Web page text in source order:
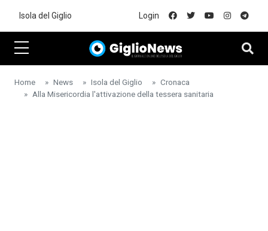
Isola del Giglio Login
Home News Isola del Giglio
Cronaca
Alla Misericordia l'attivazione della tessera sanitaria